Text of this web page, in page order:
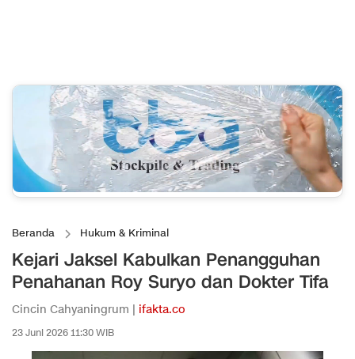
Beranda Hukum & Kriminal
Kejari Jaksel Kabulkan Penangguhan
Penahanan Roy Suryo dan Dokter Tifa
Cincin Cahyaningrum | ifakta.co
23 Juni 2026 11:30 WIB